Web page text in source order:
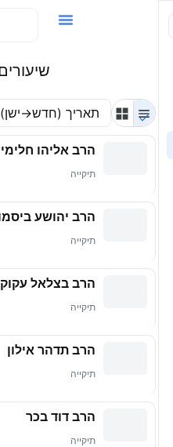
שיעורים
הרב אליהו חלימי
תיקייה
הרב יהושע ביסמוט
תיקייה
הרב בצלאל עקוקה
תיקייה
הרב תדהר אילון
תיקייה
הרב דוד בכר
תיקייה